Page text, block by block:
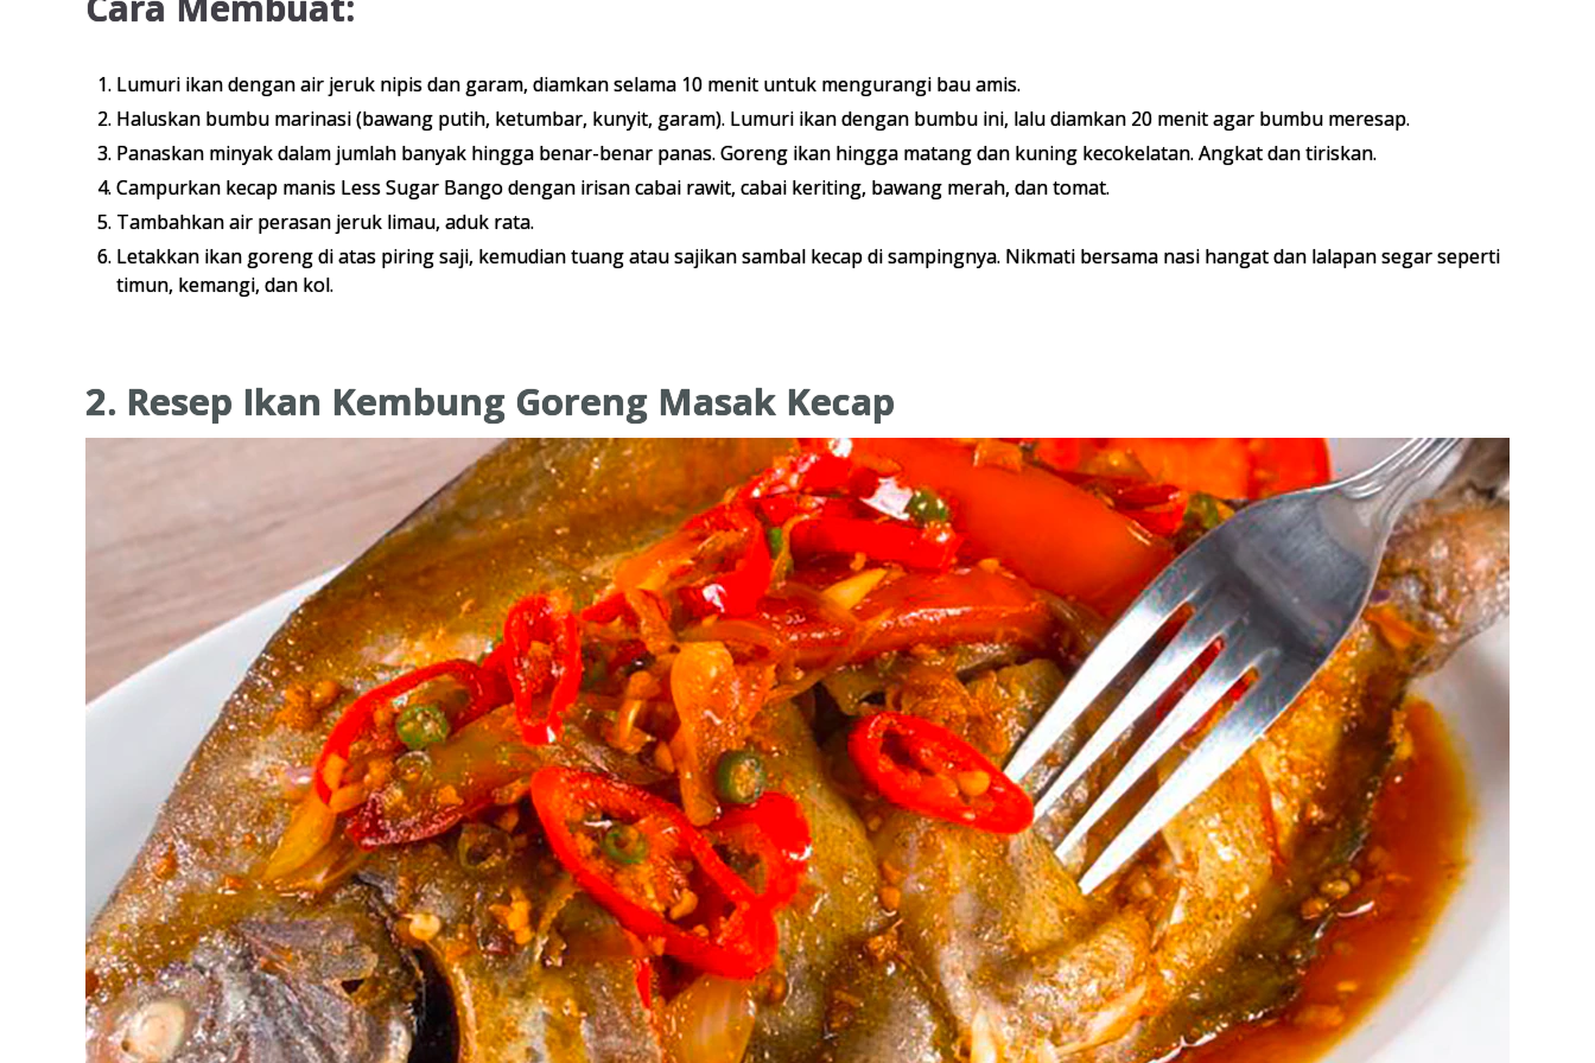
Lumuri ikan dengan air jeruk nipis dan garam, diamkan selama 10 menit untuk mengurangi bau amis.
Haluskan bumbu marinasi (bawang putih, ketumbar, kunyit, garam). Lumuri ikan dengan bumbu ini, lalu diamkan 20 menit agar bumbu meresap.
Panaskan minyak dalam jumlah banyak hingga benar-benar panas. Goreng ikan hingga matang dan kuning kecokelatan. Angkat dan tiriskan.
Campurkan kecap manis Less Sugar Bango dengan irisan cabai rawit, cabai keriting, bawang merah, dan tomat.
Tambahkan air perasan jeruk limau, aduk rata.
Letakkan ikan goreng di atas piring saji, kemudian tuang atau sajikan sambal kecap di sampingnya. Nikmati bersama nasi hangat dan lalapan segar seperti
timun, kemangi, dan kol.
2. Resep Ikan Kembung Goreng Masak Kecap